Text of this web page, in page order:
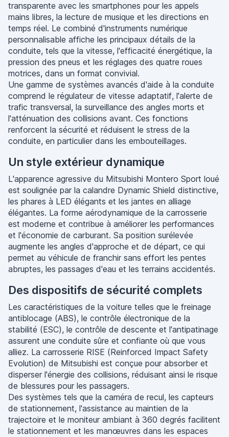
transparente avec les smartphones pour les appels
mains libres, la lecture de musique et les directions en
temps réel. Le combiné d'instruments numérique
personnalisable affiche les principaux détails de la
conduite, tels que la vitesse, l'efficacité énergétique, la
pression des pneus et les réglages des quatre roues
motrices, dans un format convivial.
Une gamme de systèmes avancés d'aide à la conduite
comprend le régulateur de vitesse adaptatif, l'alerte de
trafic transversal, la surveillance des angles morts et
l'atténuation des collisions avant. Ces fonctions
renforcent la sécurité et réduisent le stress de la
conduite, en particulier dans les embouteillages.
Un style extérieur dynamique
L'apparence agressive du Mitsubishi Montero Sport loué
est soulignée par la calandre Dynamic Shield distinctive,
les phares à LED élégants et les jantes en alliage
élégantes. La forme aérodynamique de la carrosserie
est moderne et contribue à améliorer les performances
et l'économie de carburant. Sa position surélevée
augmente les angles d'approche et de départ, ce qui
permet au véhicule de franchir sans effort les pentes
abruptes, les passages d'eau et les terrains accidentés.
Des dispositifs de sécurité complets
Les caractéristiques de la voiture telles que le freinage
antiblocage (ABS), le contrôle électronique de la
stabilité (ESC), le contrôle de descente et l'antipatinage
assurent une conduite sûre et confiante où que vous
alliez. La carrosserie RISE (Reinforced Impact Safety
Evolution) de Mitsubishi est conçue pour absorber et
disperser l'énergie des collisions, réduisant ainsi le risque
de blessures pour les passagers.
Des systèmes tels que la caméra de recul, les capteurs
de stationnement, l'assistance au maintien de la
trajectoire et le moniteur ambiant à 360 degrés facilitent
le stationnement et les manœuvres dans les espaces